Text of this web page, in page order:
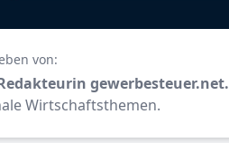
von:
gewerbesteuer.net.
Wirtschaftsthemen.